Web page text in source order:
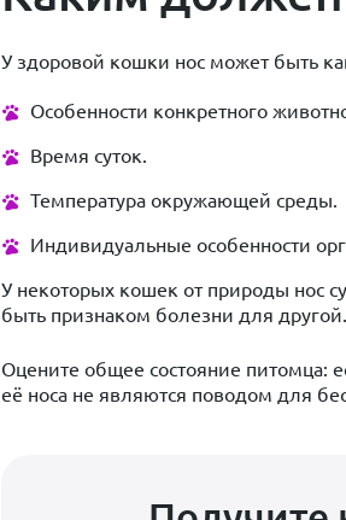
У здоровой кошки нос может быть
Особенности конкретного
Время суток.
Температура окружающей среды.
Индивидуальные особенности
У некоторых кошек от природы нос
быть признаком болезни для другой.
Оцените общее состояние питомца:
её носа не являются поводом для